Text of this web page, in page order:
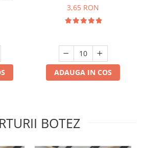
3,65 RON
ADAUGA IN COS
BOTEZ